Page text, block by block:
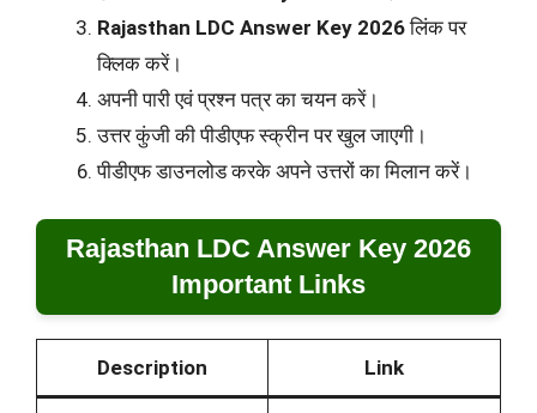
Rajasthan LDC Answer Key 2026लिंक पर
क्लिक करें।
अपनी पारी एवं प्रश्न पत्र का चयन करें।
उत्तर कुंजी की पीडीएफ स्क्रीन पर खुल जाएगी।
पीडीएफ डाउनलोड करके अपने उत्तरों का मिलान करें।
Rajasthan LDC Answer Key 2026
Important Links
Description Link